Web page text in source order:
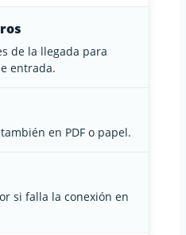
de la llegada para
entrada.
en PDF o papel.
si falla la conexión en